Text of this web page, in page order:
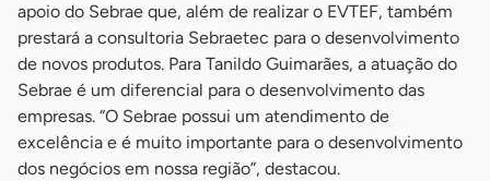
apoio do Sebrae que, além de realizar o EVTEF, também
prestará a consultoria Sebraetec para o desenvolvimento
de novos produtos. Para Tanildo Guimarães, a atuação do
Sebrae é um diferencial para o desenvolvimento das
empresas. “O Sebrae possui um atendimento de
excelência e é muito importante para o desenvolvimento
dos negócios em nossa região”, destacou.